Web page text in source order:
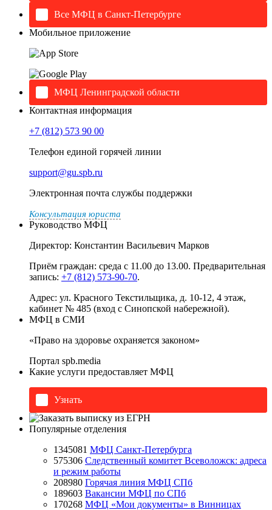
Все МФЦ в Санкт-Петербурге
Мобильное приложение
МФЦ Ленинградской области
Контактная информация
+7 (812) 573 90 00
Телефон единой горячей линии
support@gu.spb.ru
Электронная почта службы поддержки
Консультация юриста
Руководство МФЦ
Директор: Константин Васильевич Марков
Приём граждан: среда с 11.00 до 13.00. Предварительная
запись: +7 (812) 573-90-70.
Адрес: ул. Красного Текстильщика, д. 10-12, 4 этаж,
кабинет № 485 (вход с Синопской набережной).
МФЦ в СМИ
«Право на здоровье охраняется законом»
Портал spb.media
Какие услуги предоставляет МФЦ
Узнать
Популярные отделения
1345081 МФЦ Санкт-Петербурга
575306 Следственный комитет Всеволожск: адреса
и режим работы
208980 Горячая линия МФЦ СПб
189603 Вакансии МФЦ по СПб
170268 МФЦ «Мои документы» в Винницах